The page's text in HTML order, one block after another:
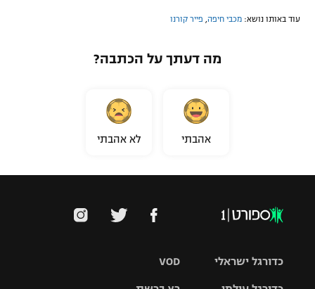
עוד באותו נושא: מכבי חיפה, פייר קורנו
מה דעתך על הכתבה?
אהבתי לא אהבתי
VOD כדורגל ישראלי